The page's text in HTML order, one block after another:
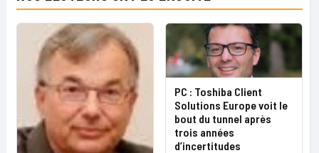
PC : Toshiba Client
Solutions Europe voit le
bout du tunnel après
trois années
d’incertitudes